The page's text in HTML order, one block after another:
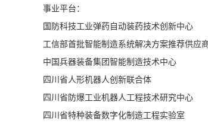
事业平台：
国防科技工业弹药自动装药技术创新中心
工信部首批智能制造系统解决方案推荐供应
中国兵器装备集团智能制造技术中心
四川省人形机器人创新联合体
四川省防爆工业机器人工程技术研究中心
四川省特种装备数字化制造工程实验室